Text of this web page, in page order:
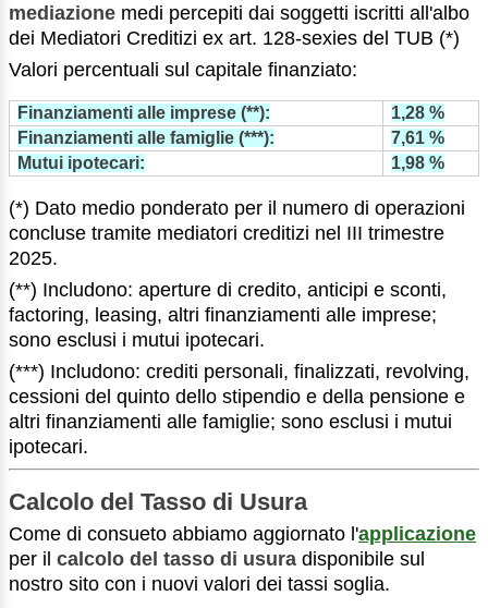
mediazione medi percepiti dai soggetti iscritti all'albo
dei Mediatori Creditizi ex art. 128-sexies del TUB (*)
Valori percentuali sul capitale finanziato:
Finanziamenti alle imprese (**):
1,28 %
Finanziamenti alle famiglie (***):
7,61 %
Mutui ipotecari:
1,98 %
(*) Dato medio ponderato per il numero di operazioni
concluse tramite mediatori creditizi nel III trimestre
2025.
(**) Includono: aperture di credito, anticipi e sconti,
factoring, leasing, altri finanziamenti alle imprese;
sono esclusi i mutui ipotecari.
(***) Includono: crediti personali, finalizzati, revolving,
cessioni del quinto dello stipendio e della pensione e
altri finanziamenti alle famiglie; sono esclusi i mutui
ipotecari.
Calcolo del Tasso di Usura
Come di consueto abbiamo aggiornato l'applicazione
per il calcolo del tasso di usura disponibile sul
nostro sito con i nuovi valori dei tassi soglia.